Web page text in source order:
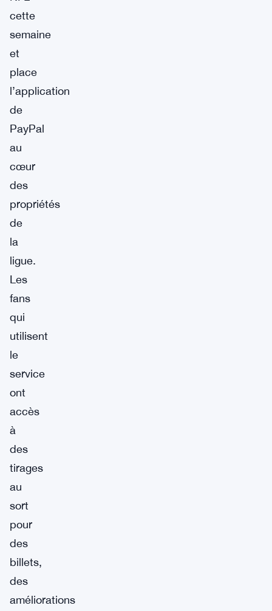
cette
semaine
et
place
l’application
de
PayPal
au
cœur
des
propriétés
de
la
ligue.
Les
fans
qui
utilisent
le
service
ont
accès
à
des
tirages
au
sort
pour
des
billets,
des
améliorations